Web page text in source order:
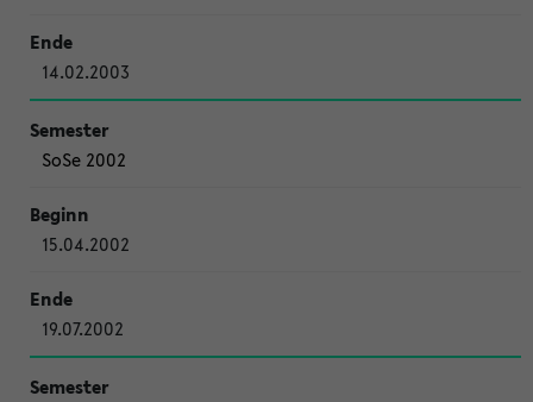
14.02.2003
SoSe 2002
15.04.2002
19.07.2002